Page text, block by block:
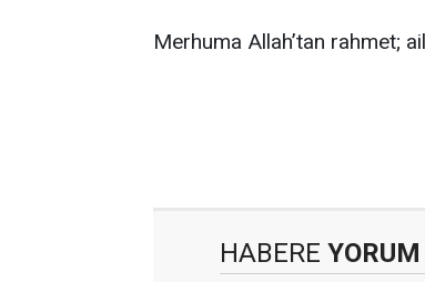
Merhuma Allah’tan rahmet;
HABERE